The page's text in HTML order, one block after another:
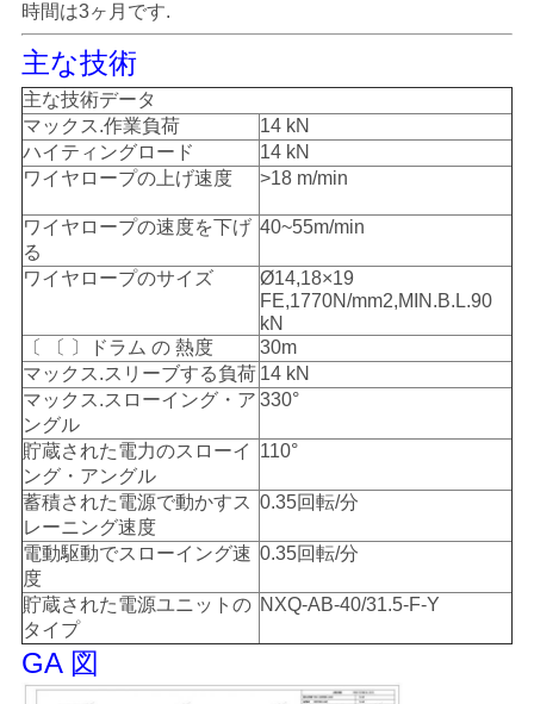
CONTACT
US
地
図
プ
ラ
イ
バ
シ
ー
ポ
リ
シ
時間は3ヶ月です.
主な技術
主な技術データ
マックス.作業負荷
14 kN
ハイティングロード
14 kN
ワイヤロープの上げ速度
>18 m/min
ワイヤロープの速度を下げ
る
40~55m/min
ワイヤロープのサイズ
Ø14,18×19
FE,1770N/mm2,MIN.B.L.90
kN
〔 〔 〕
ドラム の 熱度
30m
マックス.スリーブする負荷 14 kN
マックス.スローイング・ア
ングル
330°
貯蔵された電力のスローイ
ング・アングル
110°
蓄積された電源で動かすス
レーニング速度
0.35回転/分
電動駆動でスローイング速
度
0.35回転/分
貯蔵された電源ユニットの
タイプ
NXQ-AB-40/31.5-F-Y
GA 図